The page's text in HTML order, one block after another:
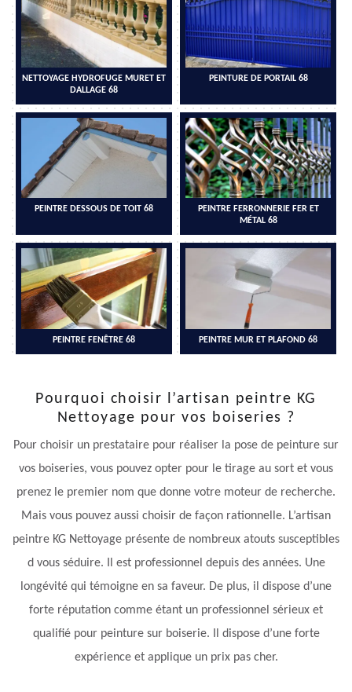
NETTOYAGE HYDROFUGE MURET ET
DALLAGE 68
PEINTURE DE PORTAIL 68
PEINTRE DESSOUS DE TOIT 68
PEINTRE FERRONNERIE FER ET
MÉTAL 68
PEINTRE FENÊTRE 68 PEINTRE MUR ET PLAFOND 68
Pourquoi choisir l’artisan peintre KG
Nettoyage pour vos boiseries ?
Pour choisir un prestataire pour réaliser la pose de peinture sur
vos boiseries, vous pouvez opter pour le tirage au sort et vous
prenez le premier nom que donne votre moteur de recherche.
Mais vous pouvez aussi choisir de façon rationnelle. L’artisan
peintre KG Nettoyage présente de nombreux atouts susceptibles
d vous séduire. Il est professionnel depuis des années. Une
longévité qui témoigne en sa faveur. De plus, il dispose d’une
forte réputation comme étant un professionnel sérieux et
qualifié pour peinture sur boiserie. Il dispose d’une forte
expérience et applique un prix pas cher.